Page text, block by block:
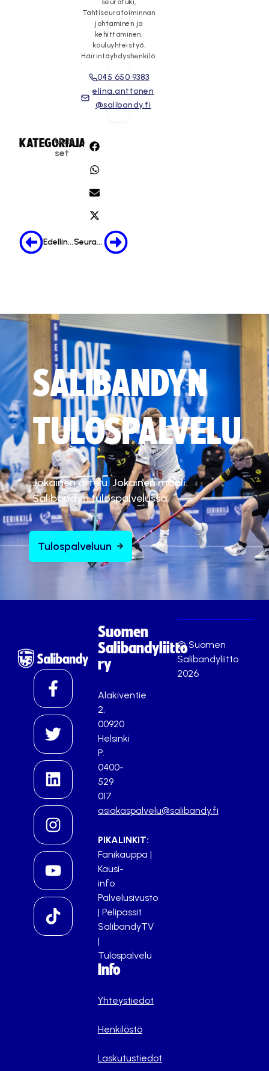
seuratuki,
Tähtiseuratoiminnan
johtaminen ja
kehittäminen,
kouluyhteistyö.
Häirintäyhdyshenkilö.
045 650 9383
elina.anttonen
@salibandy.fi
KATEGORIA:
Uuti
set
JAA:
Edellinen Seuraava
SALIBANDYN
TULOSPALVELU
Jokainen ottelu. Jokainen maali.
Salibandyn tulospalvelussa.
Tulospalveluun
Suomen
Salibandyliitto
ry
Alakiventie
2,
00920
Helsinki
P.
0400-
529
017
asiakaspalvelu@salibandy.fi
PIKALINKIT:
Fanikauppa |
Kausi-
info
Palvelusivusto
| Pelipassit
SalibandyTV
|
Tulospalvelu
Info
Yhteystiedot
Henkilöstö
Laskutustiedot
© Suomen
Salibandyliitto
2026